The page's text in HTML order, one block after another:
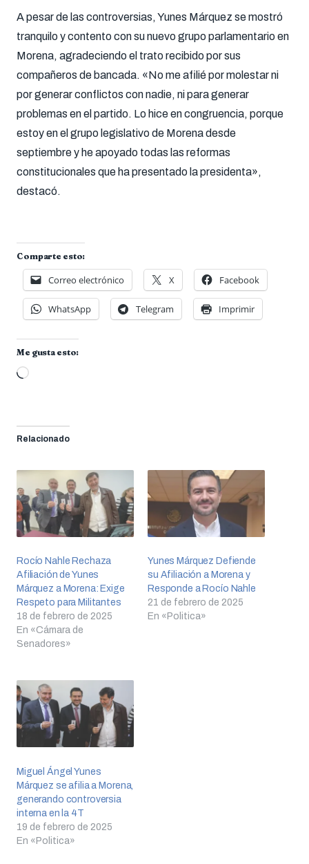
A pesar de las controversias, Yunes Márquez se mostró
tranquilo y contento con su nuevo grupo parlamentario en
Morena, agradeciendo el trato recibido por sus
compañeros de bancada. «No me afilié por molestar ni
por generar conflictos con nadie, ni para generar
problemas en el partido. Lo hice en congruencia, porque
estoy en el grupo legislativo de Morena desde
septiembre y he apoyado todas las reformas
constitucionales que ha presentado la presidenta»,
destacó.
Comparte esto:
Correo electrónico X Facebook
WhatsApp Telegram Imprimir
Me gusta esto:
Cargando...
Relacionado
Rocío Nahle Rechaza
Afiliación de Yunes
Márquez a Morena: Exige
Respeto para Militantes
18 de febrero de 2025
En «Cámara de
Senadores»
Yunes Márquez Defiende
su Afiliación a Morena y
Responde a Rocío Nahle
21 de febrero de 2025
En «Politica»
Miguel Ángel Yunes
Márquez se afilia a Morena,
generando controversia
interna en la 4T
19 de febrero de 2025
En «Politica»